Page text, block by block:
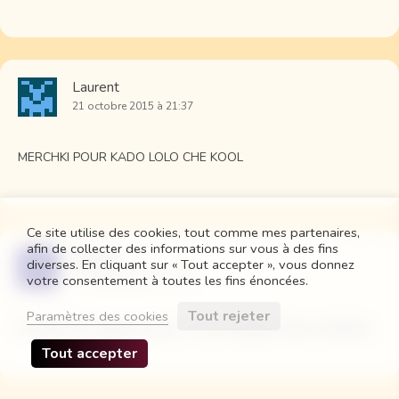
Laurent
21 octobre 2015 à 21:37
MERCHKI POUR KADO LOLO CHE KOOL
Vincent
21 octobre 2015 à 21:46
on déchire la bague, le tissu, ? on ne sait plus mais on déchire
Ce site utilise des cookies, tout comme mes partenaires,
afin de collecter des informations sur vous à des fins
diverses. En cliquant sur « Tout accepter », vous donnez
votre consentement à toutes les fins énoncées.
Paramètres des cookies
Tout rejeter
Tout accepter